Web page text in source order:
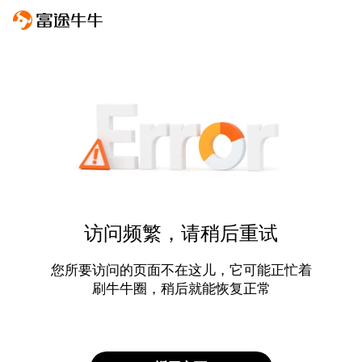
访问频繁，请稍后重试
您所要访问的页面不在这儿，它可能正忙着
刷牛牛圈，稍后就能恢复正常